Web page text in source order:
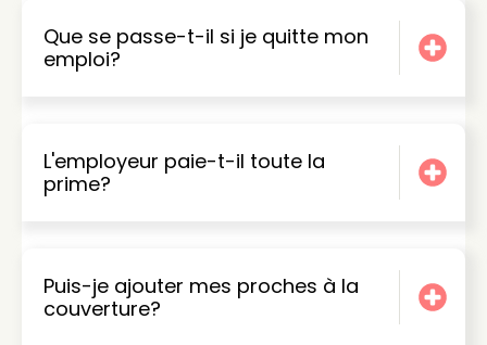
Que se passe-t-il si je quitte mon
emploi?
L'employeur paie-t-il toute la
prime?
Puis-je ajouter mes proches à la
couverture?